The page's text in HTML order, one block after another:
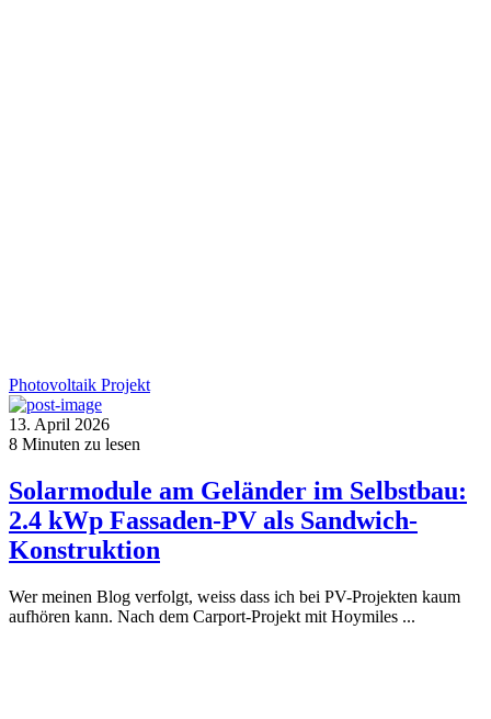
Photovoltaik Projekt
13. April 2026
8 Minuten zu lesen
Solarmodule am Geländer im Selbstbau:
2.4 kWp Fassaden-PV als Sandwich-
Konstruktion
Wer meinen Blog verfolgt, weiss dass ich bei PV-Projekten kaum
aufhören kann. Nach dem Carport-Projekt mit Hoymiles ...